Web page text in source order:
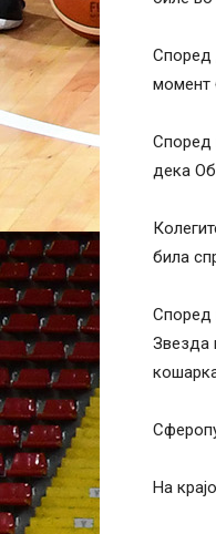
Според
момент
Според
дека
била
Според
Звезда
На